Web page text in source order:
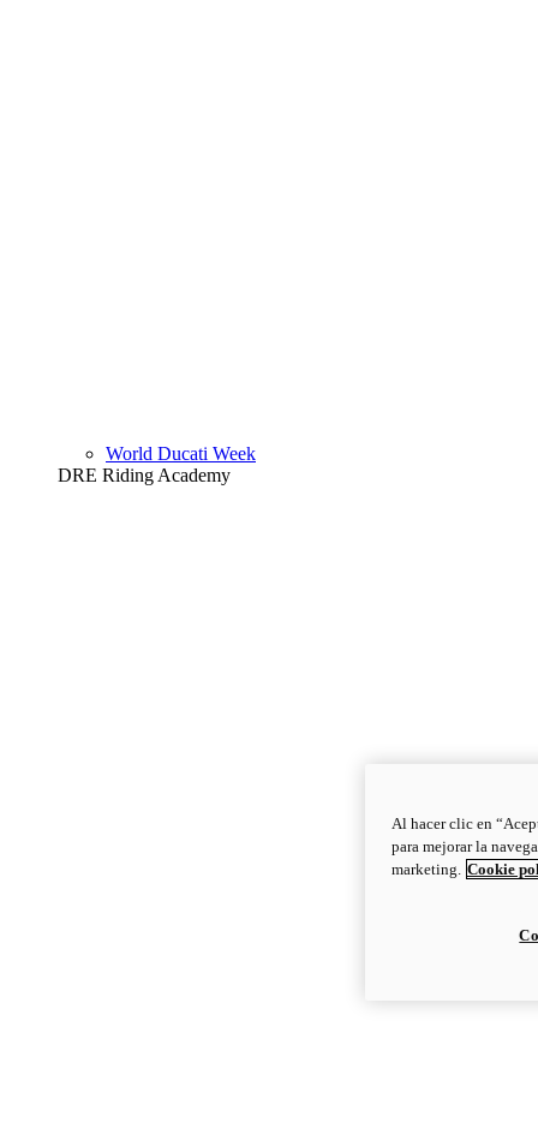
World Ducati Week
DRE Riding Academy
Al hacer clic en
para mejorar la
marketing. Cookie